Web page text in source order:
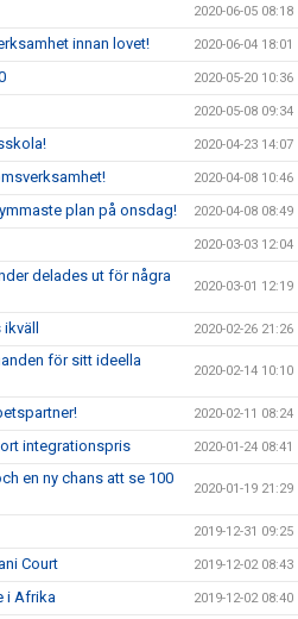
2020-06-05 08:18
innan lovet! 2020-06-04 18:01
2020-05-20 10:36
2020-05-08 09:34
2020-04-23 14:07
2020-04-08 10:46
plan på onsdag! 2020-04-08 08:49
2020-03-03 12:04
delades ut för några
2020-03-01 12:19
2020-02-26 21:26
för sitt ideella
2020-02-14 10:10
2020-02-11 08:24
integrationspris 2020-01-24 08:41
en ny chans att se 100
2020-01-19 21:29
2019-12-31 09:25
Court 2019-12-02 08:43
i Afrika 2019-12-02 08:40